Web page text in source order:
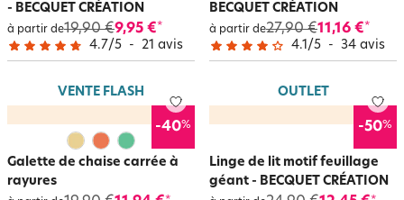
- BECQUET CRÉATION
à partir de19,90 €9,95 €*
4.7/5 - 21 avis
BECQUET CRÉATION
à partir de27,90 €11,16 €*
4.1 /5 - 34 avis
VENTE FLASH
-40%
Galette de chaise carrée à
rayures
OUTLET
-50%
Linge de lit motif feuillage
géant - BECQUET CRÉATION